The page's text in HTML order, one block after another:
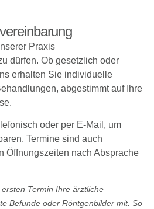
Praxis
dürfen. Ob gesetzlich oder
erhalten Sie individuelle
abgestimmt auf Ihre
oder per E-Mail, um
Termine sind auch
Öffnungszeiten nach Absprache
Termin Ihre ärztliche
Befunde oder Röntgenbilder mit. So